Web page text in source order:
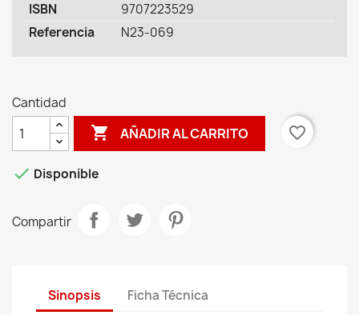
ISBN
9707223529
Referencia
N23-069
Cantidad
 AÑADIR AL CARRITO favorite_border
 Disponible
Compartir
Sinopsis Ficha Técnica